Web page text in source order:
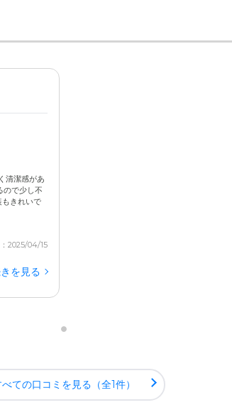
清潔感があ
ので少し不
きれいで
2025/04/15
を見る
ての口コミを見る（全1件）